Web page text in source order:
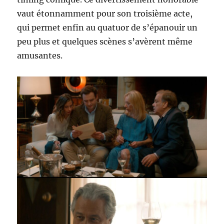
vaut étonnamment pour son troisième acte,
qui permet enfin au quatuor de s’épanouir un
peu plus et quelques scènes s’avèrent même
amusantes.